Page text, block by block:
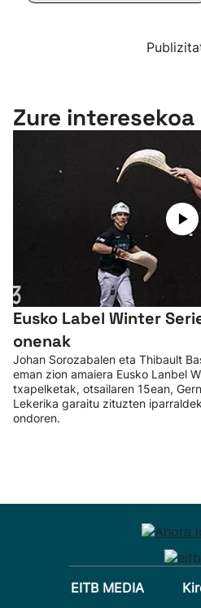
Zure
Eusko Label Winter
onenak
Johan Sorozabalen eta Thibault
eman zion amaiera Eusko Lanbel
txapelketak, otsailaren 15ean,
Lekerika garaitu zituzten
ondoren.
EITB MEDIA